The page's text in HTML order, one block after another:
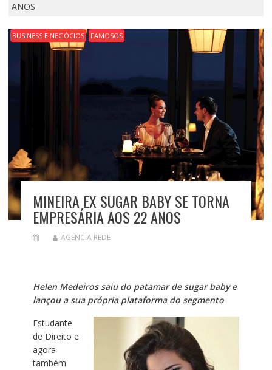
ANOS
BUSINESS E NEGÓCIOS FAMOSOS
MINEIRA EX SUGAR BABY SE TORNA
EMPRESÁRIA AOS 22 ANOS
AGENCIA REDE
Helen Medeiros saiu do patamar de sugar baby e
lançou a sua própria plataforma do segmento
Estudante
de Direito e
agora
também